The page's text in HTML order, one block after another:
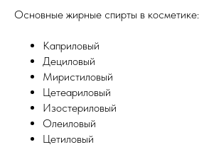
Основные жирные спирты в косметике:
Каприловый
Дециловый
Миристиловый
Цетеариловый
Изостериловый
Олеиловый
Цетиловый